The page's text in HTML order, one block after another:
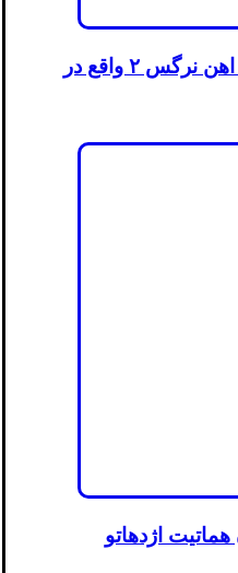
حفاری اکتشافی معدن سنگ اهن نرگس ۲ واقع در
اژدهاتو